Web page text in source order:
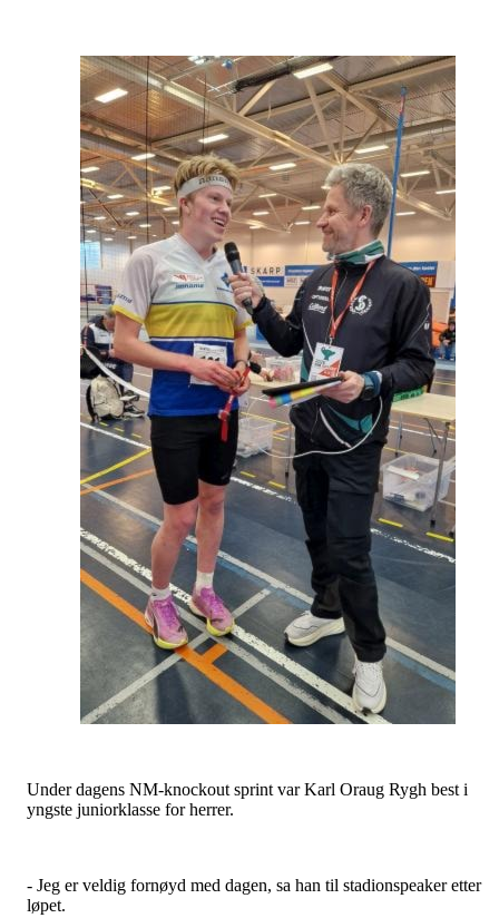
Under dagens NM-knockout sprint var Karl Oraug Rygh best i
yngste juniorklasse for herrer.
- Jeg er veldig fornøyd med dagen, sa han til stadionspeaker etter
løpet.